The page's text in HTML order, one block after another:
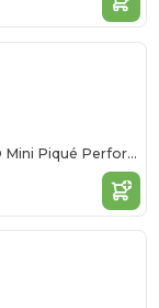
for Team 365 Cool & Dry® Mini Piqué Performance Cap